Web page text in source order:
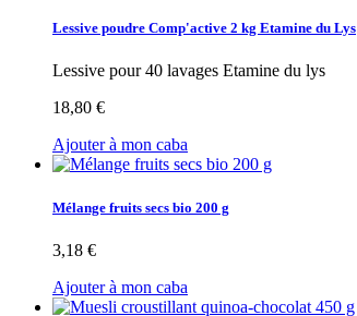
Lessive poudre Comp'active 2 kg Etamine du Lys
Lessive pour 40 lavages Etamine du lys
18,80 €
Ajouter à mon caba
Mélange fruits secs bio 200 g
3,18 €
Ajouter à mon caba